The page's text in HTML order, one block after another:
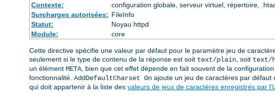
Contexte:
configuration globale, serveur virtuel, répertoire,
Surcharges autorisées: FileInfo
Statut:
Noyau httpd
Module:
core
Cette directive spécifie une valeur par défaut pour le paramètre jeu de
seulement si le type de contenu de la réponse est soit text/plain, soit text/
un élément META, bien que cet effet dépende en fait souvent de la
fonctionnalité. AddDefaultCharset On ajoute un jeu de caractères par défaut
qui doit appartenir à la liste des valeurs de jeux de caractères enregistrés par